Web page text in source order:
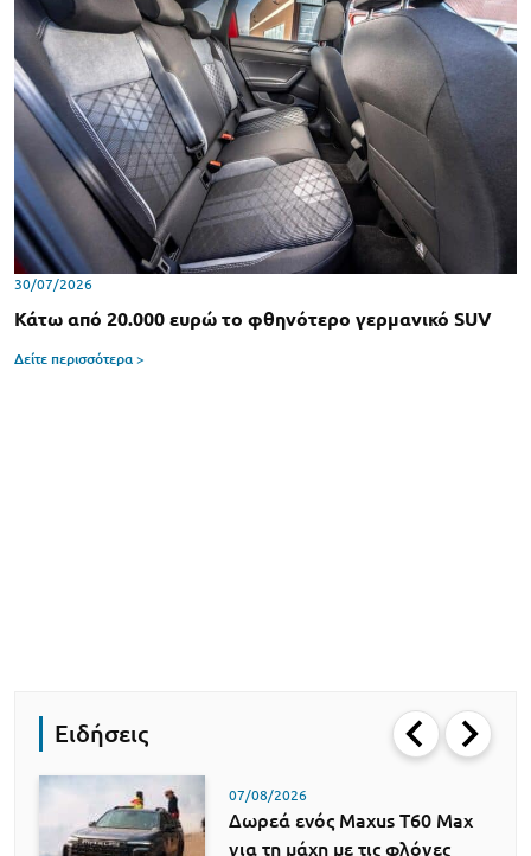
30/07/2026
Κάτω από 20.000 ευρώ το φθηνότερο γερμανικό SUV
Δείτε περισσότερα >
Ειδήσεις
07/08/2026
Δωρεά ενός Maxus T60 Max
για τη μάχη με τις φλόγες